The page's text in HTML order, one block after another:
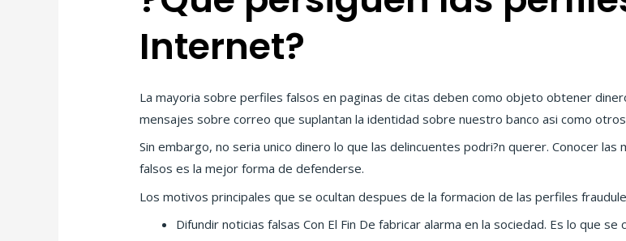
Internet?
La mayoria sobre perfiles falsos en paginas de citas deben como objeto obtener
mensajes sobre correo que suplantan la identidad sobre nuestro banco asi­ como
Sin embargo, no seri­a unico dinero lo que las delincuentes podri?n querer. Conocer
falsos es la mejor forma de defenderse.
Los motivos principales que se ocultan despues de la formacion de las perfiles
Difundir noticias falsas Con El Fin De fabricar alarma en la sociedad. Es lo que